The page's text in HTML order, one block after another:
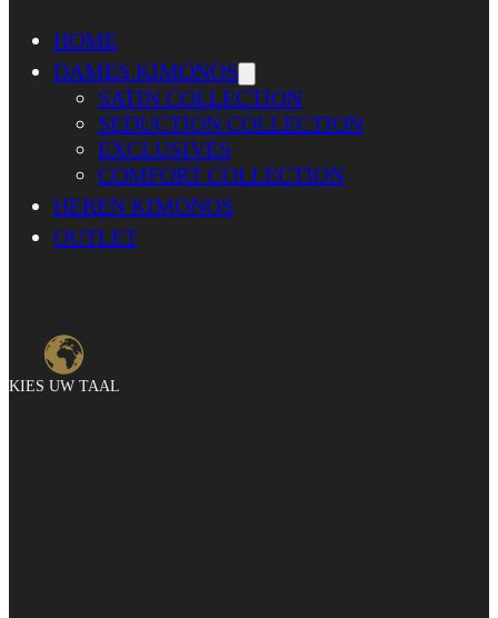
HOME
DAMES KIMONOS
SATIN COLLECTION
SEDUCTION COLLECTION
EXCLUSIVES
COMFORT COLLECTION
HEREN KIMONOS
OUTLET
KIES UW TAAL